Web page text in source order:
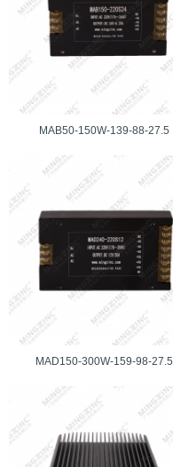
MAB50-150W-139-88-27.5
MAD150-300W-159-98-27.5